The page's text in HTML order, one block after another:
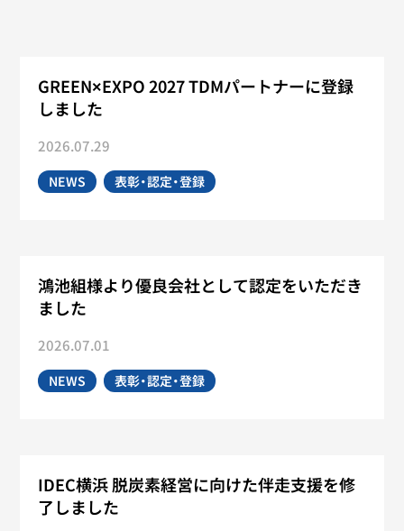
GREEN×EXPO 2027 TDMパートナーに登録
しました
2026.07.29
NEWS 表彰・認定・登録
鴻池組様より優良会社として認定をいただき
ました
2026.07.01
NEWS 表彰・認定・登録
IDEC横浜 脱炭素経営に向けた伴走支援を修
了しました